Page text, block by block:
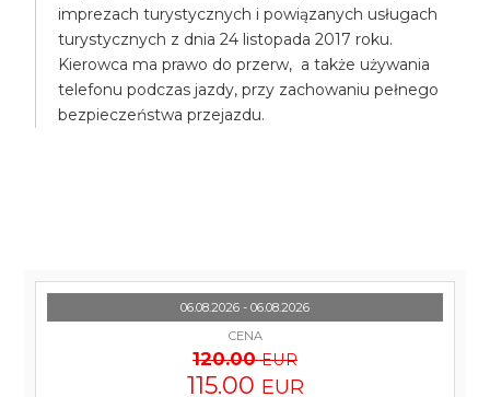
imprezach turystycznych i powiązanych usługach
turystycznych z dnia 24 listopada 2017 roku.
Kierowca ma prawo do przerw, a także używania
telefonu podczas jazdy, przy zachowaniu pełnego
bezpieczeństwa przejazdu.
06.08.2026 - 06.08.2026
CENA
120.00 EUR
115.00 EUR